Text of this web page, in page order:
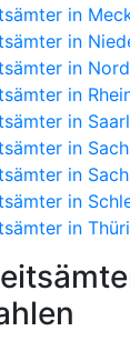
in
in
in
in
in
in
in
in
in